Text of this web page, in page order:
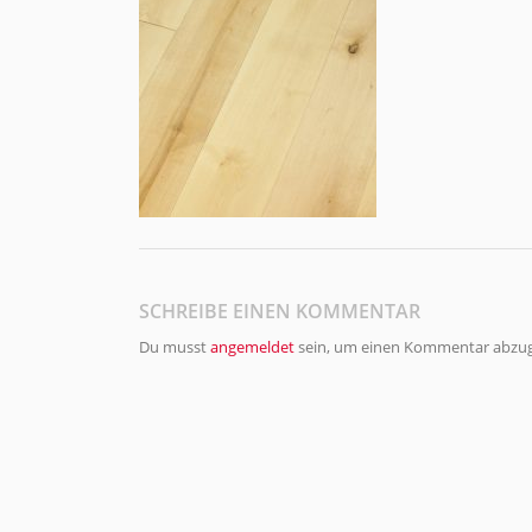
SCHREIBE EINEN KOMMENTAR
Du musstangemeldetsein, um einen Kommentar